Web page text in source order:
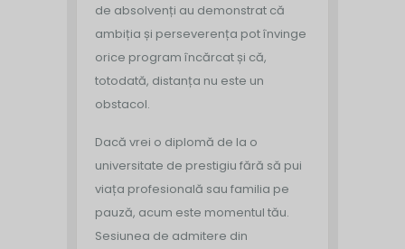
de absolvenți au demonstrat că
ambiția și perseverența pot învinge
orice program încărcat și că,
totodată, distanța nu este un
obstacol.
Dacă vrei o diplomă de la o
universitate de prestigiu fără să pui
viața profesională sau familia pe
pauză, acum este momentul tău.
Sesiunea de admitere din